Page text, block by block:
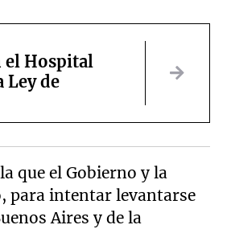
el Hospital
Ley de
que el Gobierno y la
para intentar levantarse
Aires y de la